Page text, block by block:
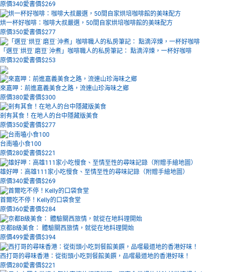
原價340愛書價$269
烘一杯好咖啡：咖啡大叔嚴選，50間自家烘培咖啡館的美味配方
原價350愛書價$277
「選豆˙烘豆˙磨豆˙沖煮」咖啡職人的私房筆記： 點滴淬煉，一杯好咖啡
原價320愛書價$253
來嘉呷：前進嘉義美食之路，流連山珍海味之鄉
原價380愛書價$300
剎有其食！在地人的台中隱藏版美食
原價350愛書價$277
台南嗑小食100
原價280愛書價$221
雄好呷：高雄111家小吃慢食、至情至性的尋味記錄（附贈手繪地圖）
原價340愛書價$269
首爾吃不停！Kelly的口袋食堂
原價360愛書價$284
京都B級美食： 體驗關西旅情，就從在地料理開始
原價499愛書價$394
西打哥的尋味香港：從街頭小吃到餐館美饌，品嚐最道地的香港好味！
原價280愛書價$221